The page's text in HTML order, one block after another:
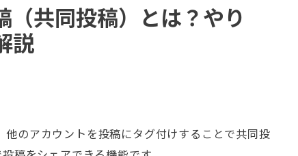
共同投稿）とは？やり
説
のアカウントを投稿にタグ付けすることで共同投